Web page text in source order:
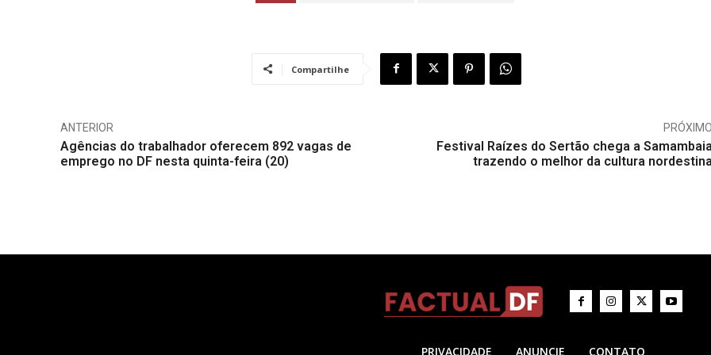
Compartilhe
ANTERIOR
Agências do trabalhador oferecem 892 vagas de
emprego no DF nesta quinta-feira (20)
PRÓXIMO
Festival Raízes do Sertão chega a Samambaia
trazendo o melhor da cultura nordestina
PRIVACIDADE ANUNCIE CONTATO